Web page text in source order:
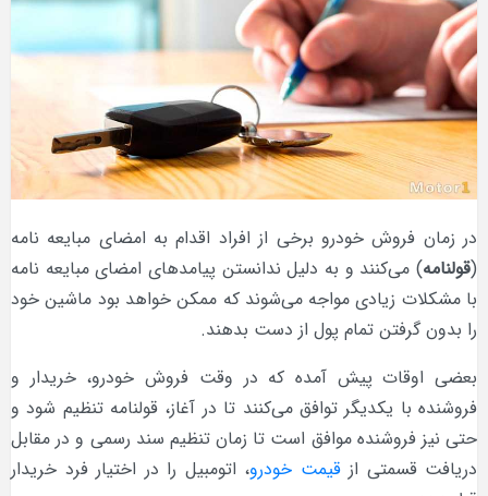
در زمان فروش خودرو برخی از افراد اقدام به امضای مبایعه نامه
(قولنامه) می‌کنند و به دلیل ندانستن پیامدهای امضای مبایعه نامه
با مشکلات زیادی مواجه می‌شوند که ممکن خواهد بود ماشین خود
را بدون گرفتن تمام پول از دست بدهند.
بعضی اوقات پیش آمده که در وقت فروش خودرو، خریدار و
فروشنده با یکدیگر توافق می‌کنند تا در آغاز، قولنامه تنظیم شود و
حتی نیز فروشنده موافق است تا زمان تنظیم سند رسمی و در مقابل
دریافت قسمتی ازقیمت خودرو، اتومبیل را در اختیار فرد خریدار